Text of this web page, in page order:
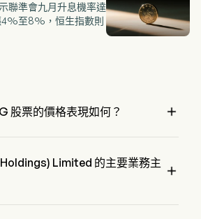
聯準會九月升息機率達
至8%，恒生指數則
股票的價格表現如何？ 
Limited 的主要業務主 